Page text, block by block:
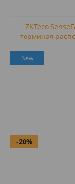
ZKTeco
терминал
New
-20%